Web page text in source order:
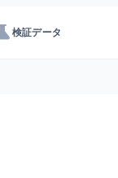
検証データ